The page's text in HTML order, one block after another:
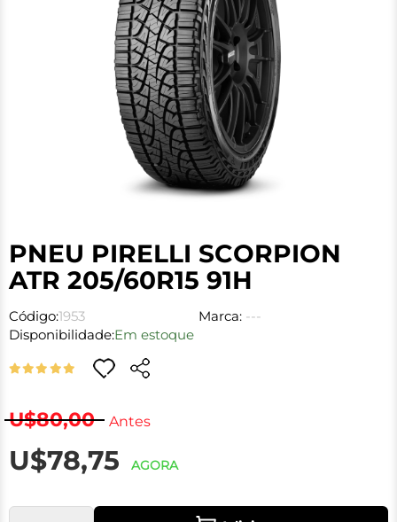
PNEU PIRELLI SCORPION
ATR 205/60R15 91H
Código:1953 Marca: ---
Disponibilidade:Em estoque
U$80,00 Antes
U$78,75 AGORA